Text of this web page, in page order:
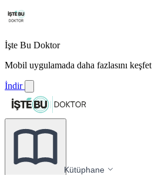
İşte Bu Doktor
Mobil uygulamada daha fazlasını keşfet
İndir
Kütüphane